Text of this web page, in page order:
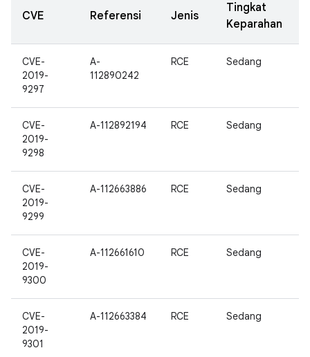
CVE Referensi Jenis
Tingkat
Keparahan
CVE-
2019-
9297
A-
112890242
RCE Sedang
CVE-
2019-
9298
A-112892194 RCE Sedang
CVE-
2019-
9299
A-112663886 RCE Sedang
CVE-
2019-
9300
A-112661610 RCE Sedang
CVE-
2019-
9301
A-112663384 RCE Sedang